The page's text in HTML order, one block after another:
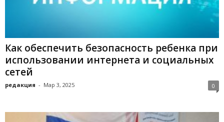
Как обеспечить безопасность ребенка при
использовании интернета и социальных
сетей
редакция - Мар 3, 2025 0